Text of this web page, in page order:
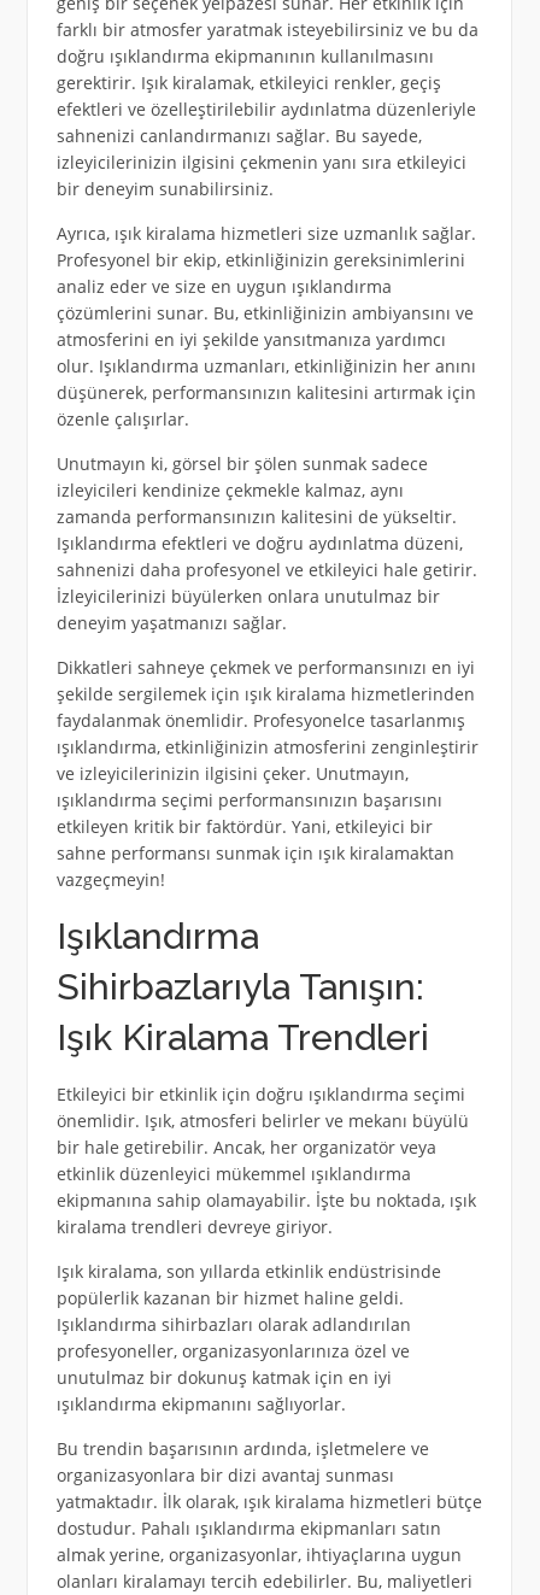
farklı bir atmosfer yaratmak isteyebilirsiniz ve bu da
doğru ışıklandırma ekipmanının kullanılmasını
gerektirir. Işık kiralamak, etkileyici renkler, geçiş
efektleri ve özelleştirilebilir aydınlatma düzenleriyle
sahnenizi canlandırmanızı sağlar. Bu sayede,
izleyicilerinizin ilgisini çekmenin yanı sıra etkileyici
bir deneyim sunabilirsiniz.
Ayrıca, ışık kiralama hizmetleri size uzmanlık sağlar.
Profesyonel bir ekip, etkinliğinizin gereksinimlerini
analiz eder ve size en uygun ışıklandırma
çözümlerini sunar. Bu, etkinliğinizin ambiyansını ve
atmosferini en iyi şekilde yansıtmanıza yardımcı
olur. Işıklandırma uzmanları, etkinliğinizin her anını
düşünerek, performansınızın kalitesini artırmak için
özenle çalışırlar.
Unutmayın ki, görsel bir şölen sunmak sadece
izleyicileri kendinize çekmekle kalmaz, aynı
zamanda performansınızın kalitesini de yükseltir.
Işıklandırma efektleri ve doğru aydınlatma düzeni,
sahnenizi daha profesyonel ve etkileyici hale getirir.
İzleyicilerinizi büyülerken onlara unutulmaz bir
deneyim yaşatmanızı sağlar.
Dikkatleri sahneye çekmek ve performansınızı en iyi
şekilde sergilemek için ışık kiralama hizmetlerinden
faydalanmak önemlidir. Profesyonelce tasarlanmış
ışıklandırma, etkinliğinizin atmosferini zenginleştirir
ve izleyicilerinizin ilgisini çeker. Unutmayın,
ışıklandırma seçimi performansınızın başarısını
etkileyen kritik bir faktördür. Yani, etkileyici bir
sahne performansı sunmak için ışık kiralamaktan
vazgeçmeyin!
Işıklandırma
Sihirbazlarıyla Tanışın:
Işık Kiralama Trendleri
Etkileyici bir etkinlik için doğru ışıklandırma seçimi
önemlidir. Işık, atmosferi belirler ve mekanı büyülü
bir hale getirebilir. Ancak, her organizatör veya
etkinlik düzenleyici mükemmel ışıklandırma
ekipmanına sahip olamayabilir. İşte bu noktada, ışık
kiralama trendleri devreye giriyor.
Işık kiralama, son yıllarda etkinlik endüstrisinde
popülerlik kazanan bir hizmet haline geldi.
Işıklandırma sihirbazları olarak adlandırılan
profesyoneller, organizasyonlarınıza özel ve
unutulmaz bir dokunuş katmak için en iyi
ışıklandırma ekipmanını sağlıyorlar.
Bu trendin başarısının ardında, işletmelere ve
organizasyonlara bir dizi avantaj sunması
yatmaktadır. İlk olarak, ışık kiralama hizmetleri bütçe
dostudur. Pahalı ışıklandırma ekipmanları satın
almak yerine, organizasyonlar, ihtiyaçlarına uygun
olanları kiralamayı tercih edebilirler. Bu, maliyetleri